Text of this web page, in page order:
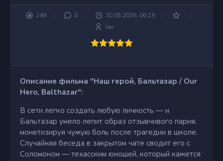
249 0
30.05.2026, 06:19
Jax
Описание фильма "Наш герой, Бальтазар / Our
Hero, Balthazar":
В сети легко создать любую личность — и
Бальтазар умело лепит образ отзывчивого парня,
монетизируя чужую боль после трагедии в школе.
Случайная беседа в закрытом чате сводит его с
Соломоном — техасским юношей, который кажется